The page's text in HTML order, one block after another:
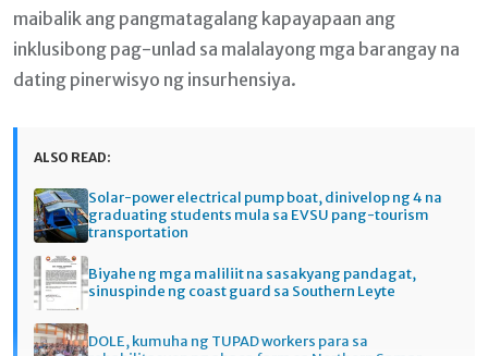
maibalik ang pangmatagalang kapayapaan ang
inklusibong pag-unlad sa malalayong mga barangay na
dating pinerwisyo ng insurhensiya.
ALSO READ:
Solar-power electrical pump boat, dinivelop ng 4 na
graduating students mula sa EVSU pang-tourism
transportation
Biyahe ng mga maliliit na sasakyang pandagat,
sinuspinde ng coast guard sa Southern Leyte
DOLE, kumuha ng TUPAD workers para sa